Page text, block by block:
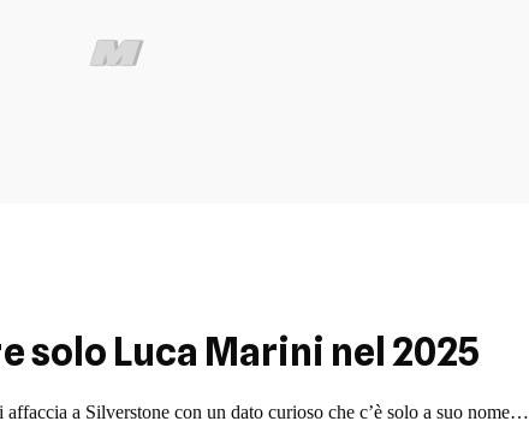
solo Luca Marini nel 2025
a Silverstone con un dato curioso che c’è solo a suo nome…